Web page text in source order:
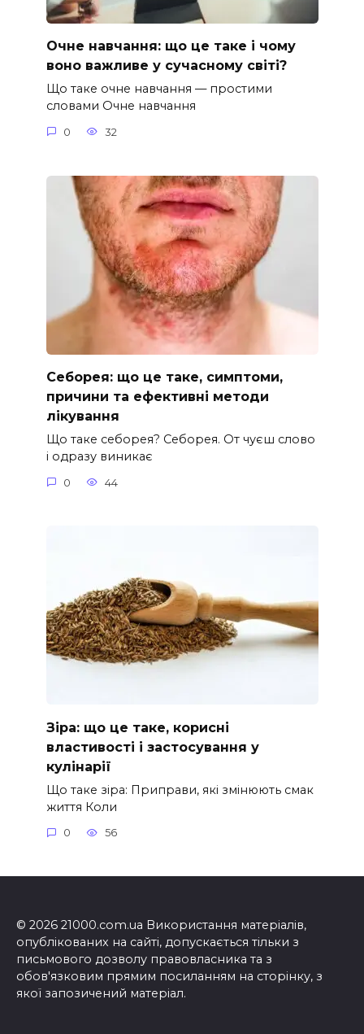
Очне навчання: що це таке і чому
воно важливе у сучасному світі?
Що таке очне навчання — простими
словами Очне навчання
0 32
Себорея: що це таке, симптоми,
причини та ефективні методи
лікування
Що таке себорея? Себорея. От чуєш слово
і одразу виникає
0 44
Зіра: що це таке, корисні
властивості і застосування у
кулінарії
Що таке зіра: Приправи, які змінюють смак
життя Коли
0 56
© 2026 21000.com.ua Використання матеріалів,
опублікованих на сайті, допускається тільки з
письмового дозволу правовласника та з
обов'язковим прямим посиланням на сторінку, з
якої запозичений матеріал.